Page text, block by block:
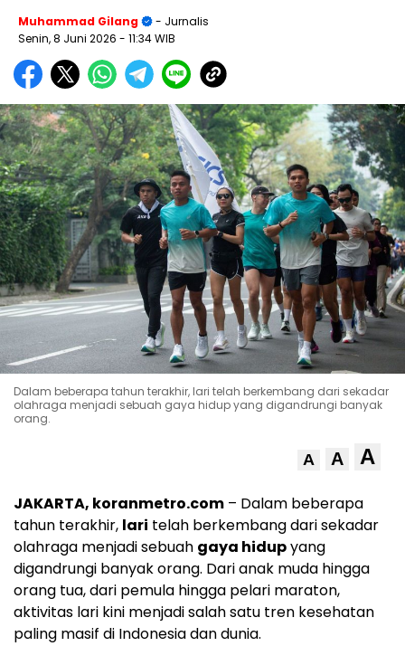
Muhammad Gilang
- Jurnalis
Senin, 8 Juni 2026 - 11:34 WIB
Dalam beberapa tahun terakhir, lari telah berkembang dari sekadar
olahraga menjadi sebuah gaya hidup yang digandrungi banyak
orang.
A A A
JAKARTA, koranmetro.com – Dalam beberapa
tahun terakhir, lari telah berkembang dari sekadar
olahraga menjadi sebuah gaya hidupyang
digandrungi banyak orang. Dari anak muda hingga
orang tua, dari pemula hingga pelari maraton,
aktivitas lari kini menjadi salah satu tren kesehatan
paling masif di Indonesia dan dunia.